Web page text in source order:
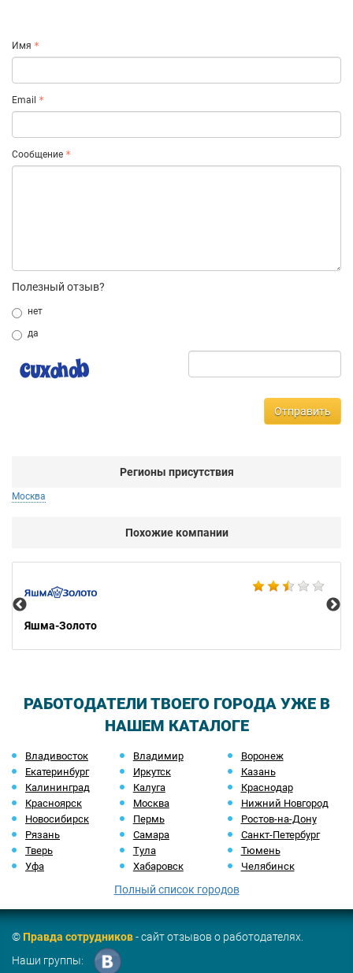
Имя
Email
Сообщение
Полезный отзыв?
нет
да
Отправить
Регионы присутствия
Москва
Похожие компании
Яшма-Золото
РАБОТОДАТЕЛИ ТВОЕГО ГОРОДА УЖЕ В
НАШЕМ КАТАЛОГЕ
Владивосток Владимир
Воронеж
Екатеринбург
Иркутск
Казань
Калининград
Калуга
Краснодар
Красноярск
Москва
Нижний Новгород
Новосибирск
Пермь
Ростов-на-Дону
Рязань
Самара
Санкт-Петербург
Тверь
Тула
Тюмень
Уфа
Хабаровск Челябинск
Полный список городов
©Правда сотрудников- сайт отзывов о работодателях.
Наши группы: